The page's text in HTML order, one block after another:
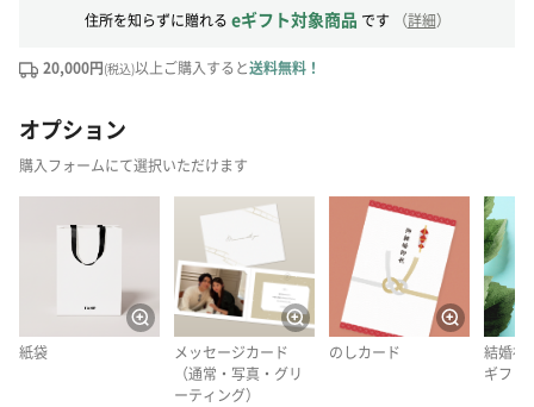
住所を知らずに贈れる eギフト対象商品 です （詳細）
20,000円(税込)以上ご購入すると送料無料！
オプション
購入フォームにて選択いただけます
紙袋
メッセージカード
（通常・写真・グリ
ーティング）
のしカード
結婚祝
ギフト